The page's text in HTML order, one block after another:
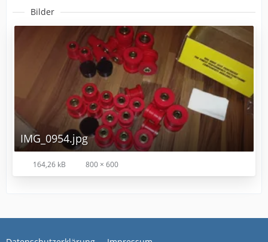
Bilder
IMG_0954.jpg
164,26 kB 800 × 600